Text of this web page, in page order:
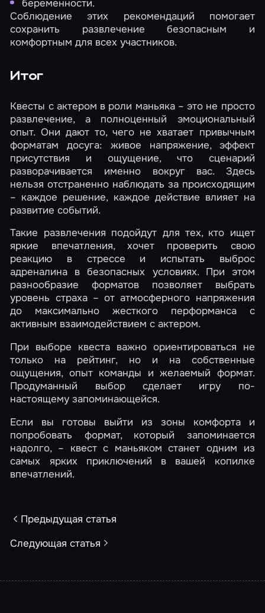
беременности.
Соблюдение этих рекомендаций помогает
сохранить развлечение безопасным и
комфортным для всех участников.
Итог
Квесты с актером в роли маньяка – это не просто
развлечение, а полноценный эмоциональный
опыт. Они дают то, чего не хватает привычным
форматам досуга: живое напряжение, эффект
присутствия и ощущение, что сценарий
разворачивается именно вокруг вас. Здесь
нельзя отстраненно наблюдать за происходящим
– каждое решение, каждое действие влияет на
развитие событий.
Такие развлечения подойдут для тех, кто ищет
яркие впечатления, хочет проверить свою
реакцию в стрессе и испытать выброс
адреналина в безопасных условиях. При этом
разнообразие форматов позволяет выбрать
уровень страха – от атмосферного напряжения
до максимально жесткого перформанса с
активным взаимодействием с актером.
При выборе квеста важно ориентироваться не
только на рейтинг, но и на собственные
ощущения, опыт команды и желаемый формат.
Продуманный выбор сделает игру по-
настоящему запоминающейся.
Если вы готовы выйти из зоны комфорта и
попробовать формат, который запоминается
надолго, – квест с маньяком станет одним из
самых ярких приключений в вашей копилке
впечатлений.
Предыдущая статья
Следующая статья